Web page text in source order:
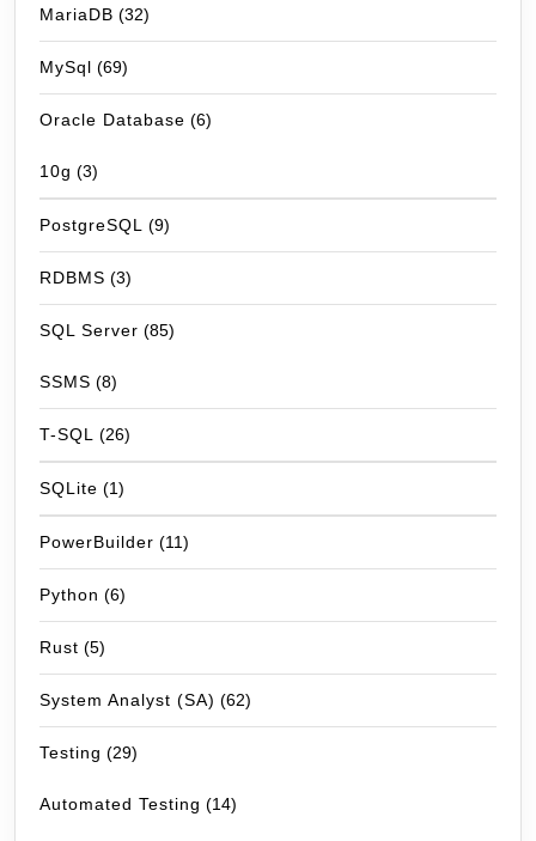
MariaDB (32)
MySql (69)
Oracle Database (6)
10g (3)
PostgreSQL (9)
RDBMS (3)
SQL Server (85)
SSMS (8)
T-SQL (26)
SQLite (1)
PowerBuilder (11)
Python (6)
Rust (5)
System Analyst (SA) (62)
Testing (29)
Automated Testing (14)